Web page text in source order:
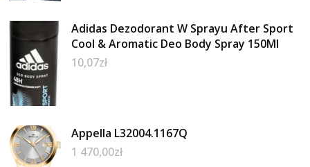
Adidas Dezodorant W Sprayu After Sport
Cool & Aromatic Deo Body Spray 150Ml
10,07zł
Appella L32004.1167Q
1 470,00zł